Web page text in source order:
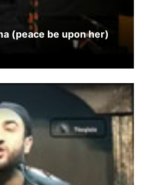
(peace be upon her)